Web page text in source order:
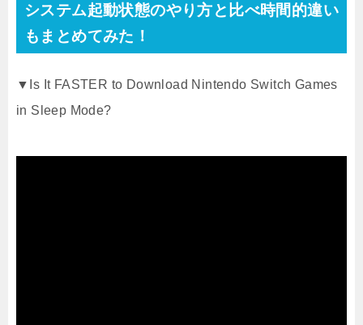
システム起動状態のやり方と比べ時間的違い
もまとめてみた！
▼Is It FASTER to Download Nintendo Switch Games
in Sleep Mode?